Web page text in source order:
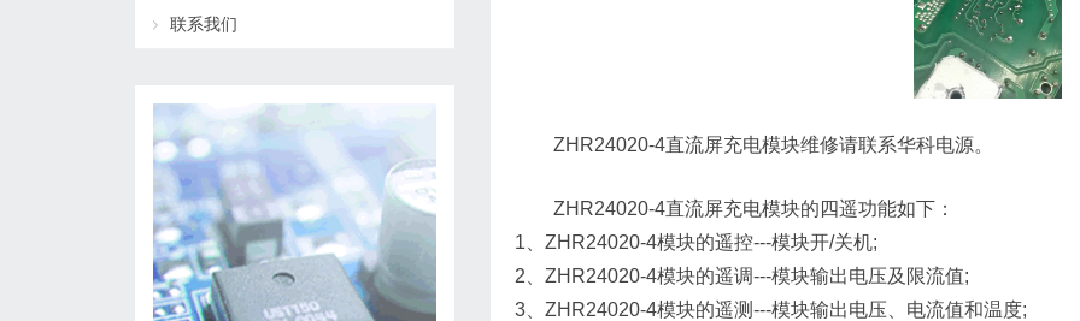
ZHR24020-4直流屏充电模块维修请联系华科电源。
ZHR24020-4直流屏充电模块的四遥功能如下：
1、ZHR24020-4模块的遥控---模块开/关机;
2、ZHR24020-4模块的遥调---模块输出电压及限流值;
3、ZHR24020-4模块的遥测---模块输出电压、电流值和温度;
联系我们